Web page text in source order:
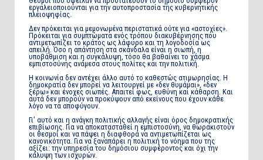
εργαλειοποιούνται για την αυτοπροστασία της κυβερνητικής
πλειοψηφίας.
Δεν πρόκειται για μεμονωμένα περιστατικά ούτε για «αστοχίες».
Πρόκειται για συμπτώματα ενός τρόπου διακυβέρνησης που
αντιμετωπίζει το κράτος ως λάφυρο και τη λογοδοσία ως
απειλή. Όσο η απάντηση στα σκάνδαλα είναι η σιωπή, η
υποβάθμιση και η συγκάλυψη, τόσο θα βαθαίνει το χάσμα
εμπιστοσύνης ανάμεσα στους πολίτες και την πολιτική.
Η κοινωνία δεν αντέχει άλλο αυτό το καθεστώς ατιμωρησίας. Η
δημοκρατία δεν μπορεί να λειτουργεί με «δεν θυμάμαι», «δεν
ξέρω» και ένοχες σιωπές. Απαιτεί φως, ευθύνη και κάθαρση. Και
αυτά δεν μπορούν να προκύψουν από εκείνους που έχουν κάθε
λόγο να τα αποφύγουν.
Γι’ αυτό και η ανάγκη πολιτικής αλλαγής είναι όρος δημοκρατικής
επιβίωσης. Για να αποκατασταθεί η εμπιστοσύνη, να θωρακιστούν
οι θεσμοί και να πάψει η διαφθορά να αντιμετωπίζεται ως
κανονικότητα. Για να ξαναπάρει η πολιτική το νόημα που της
αξίζει: την υπηρεσία του δημόσιου συμφέροντος και όχι την
κάλυψη των ισχυρών.